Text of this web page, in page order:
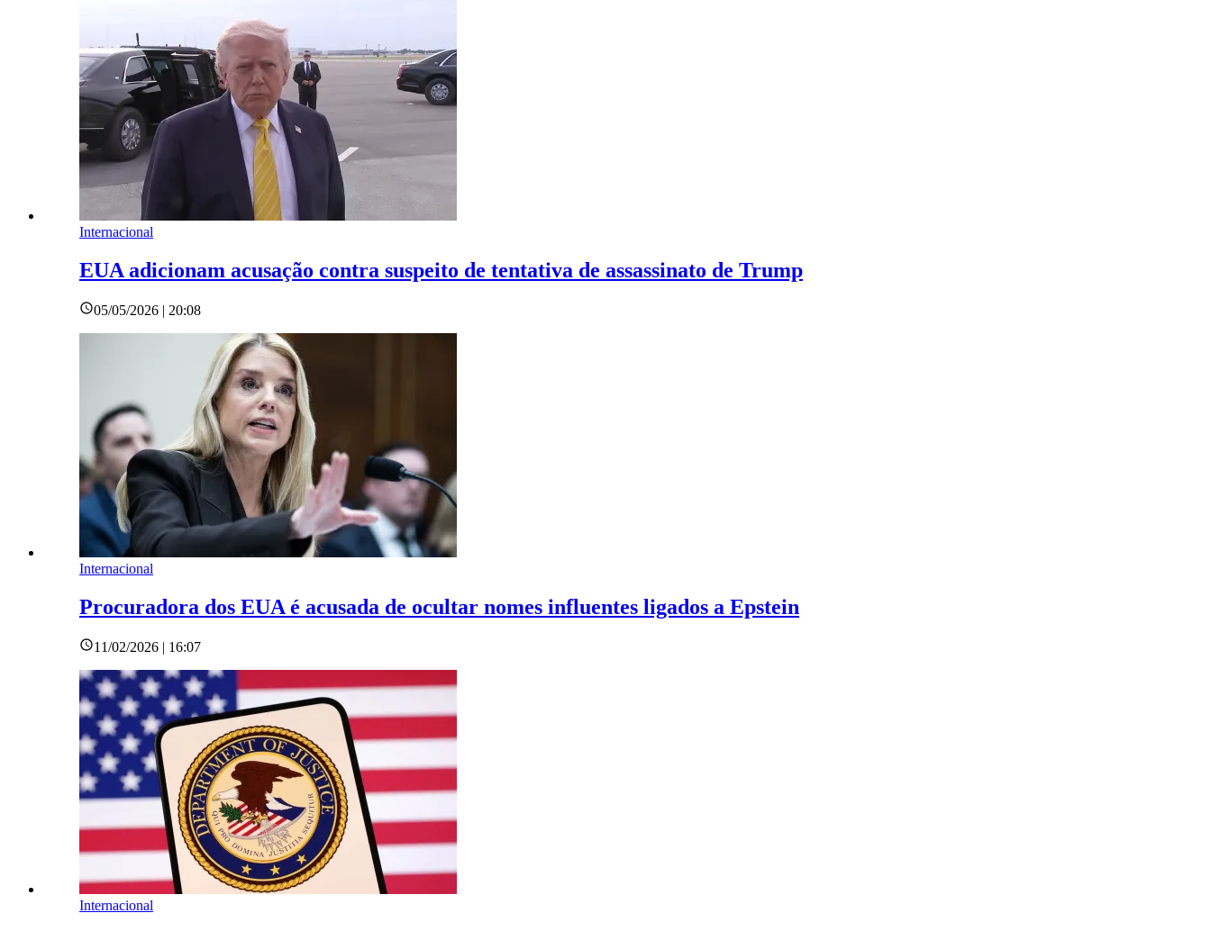
Internacional
EUA adicionam acusação contra suspeito de tentativa de assassinato de Trump
05/05/2026 | 20:08
Internacional
Procuradora dos EUA é acusada de ocultar nomes influentes ligados a Epstein
11/02/2026 | 16:07
Internacional